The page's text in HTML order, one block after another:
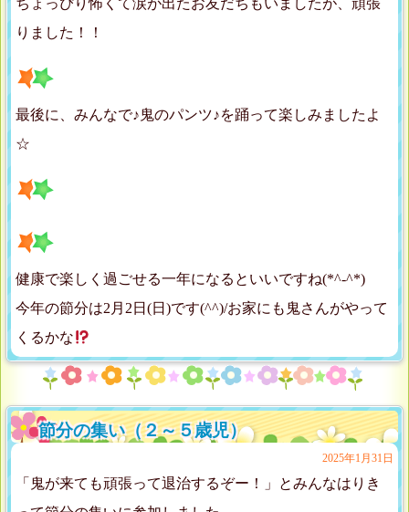
ちょっぴり怖くて涙が出たお友だちもいましたが、頑張
りました！！
最後に、みんなで♪鬼のパンツ♪を踊って楽しみましたよ
☆
健康で楽しく過ごせる一年になるといいですね(*^-^*)
今年の節分は2月2日(日)です(^^)/お家にも鬼さんがやって
くるかな
節分の集い（２～５歳児）
2025年1月31日
「鬼が来ても頑張って退治するぞー！」とみんなはりき